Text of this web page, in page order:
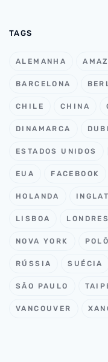
TAGS
ALEMANHA
BARCELONA
CHILE CHINA
DINAMARCA
ESTADOS UNIDOS
EUA FACEBOOK
HOLANDA
LISBOA LONDRES
NOVA YORK
RÚSSIA SUÉCIA
SÃO PAULO
VANCOUVER